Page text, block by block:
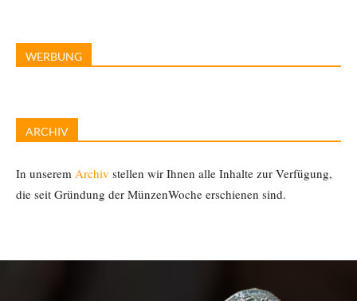
WERBUNG
ARCHIV
In unserem Archiv stellen wir Ihnen alle Inhalte zur Verfügung,
die seit Gründung der MünzenWoche erschienen sind.